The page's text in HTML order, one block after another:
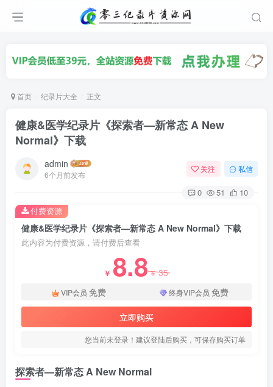
首页 纪录片大全 正文
健康&医学纪录片《探索者—新常态 A New
Normal》下载
admin
6个月前发布
关注 私信
0 51 10
健康&医学纪录片《探索者—新常态 A New Normal》下载
此内容为付费资源，请付费后查看
￥ 8.8￥35
VIP会员 免费 终身VIP会员 免费
立即购买
您当前未登录！建议登陆后购买，可保存购买订单
付费资源
探索者—新常态 A New Normal